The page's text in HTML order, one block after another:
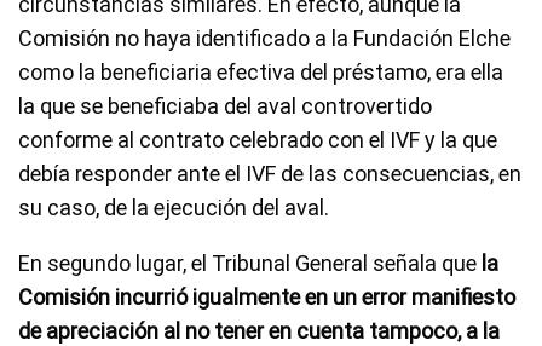
Comisión no haya identificado a la Fundación Elche
como la beneficiaria efectiva del préstamo, era ella
la que se beneficiaba del aval controvertido
conforme al contrato celebrado con el IVF y la que
debía responder ante el IVF de las consecuencias, en
su caso, de la ejecución del aval.
En segundo lugar, el Tribunal General señala que la
Comisión incurrió igualmente en un error manifiesto
de apreciación al no tener en cuenta tampoco, a la